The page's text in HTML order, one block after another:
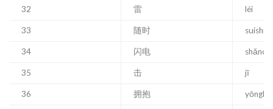
32 雷 léi
33 随时 suíshí
34 闪电
35 击 jī
36 拥抱